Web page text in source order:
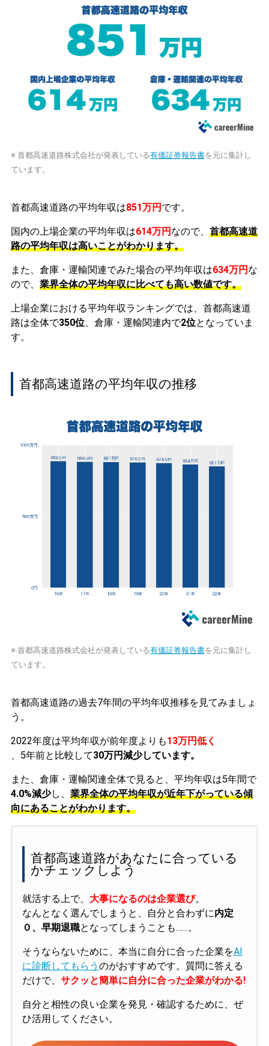
※ 首都高速道路株式会社が発表している有価証券報告書を元に集計し
ています。
首都高速道路の平均年収は851万円 です。
国内の上場企業の平均年収は614万円 なので、 首都高速道
路の平均年収は高いことがわかります。
また、倉庫・運輸関連でみた場合の平均年収は634万円 な
ので、 業界全体の平均年収に比べても高い数値です。
上場企業における平均年収ランキングでは、首都高速道
路は全体で350位、倉庫・運輸関連内で2位となっていま
す。
首都高速道路の平均年収の推移
※ 首都高速道路株式会社が発表している有価証券報告書を元に集計し
ています。
首都高速道路の過去7年間の平均年収推移を見てみましょ
う。
2022年度は平均年収が前年度よりも13万円低く
、5年前と比較して30万円減少しています。
また、倉庫・運輸関連全体で見ると、平均年収は5年間で
4.0%減少し、 業界全体の平均年収が近年下がっている傾
向にあることがわかります。
首都高速道路があなたに合っている
かチェックしよう
就活する上で、 大事になるのは企業選び。
なんとなく選んでしまうと、自分と合わずに内定
０、早期退職となってしまうことも……。
そうならないために、本当に自分に合った企業をAI
に診断してもらう のがおすすめです。質問に答える
だけで、 サクッと簡単に自分に合った企業がわかる!
自分と相性の良い企業を発見・確認するために、ぜ
ひ活用してください。